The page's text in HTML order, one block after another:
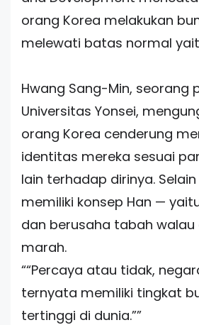
orang Korea melakukan
melewati batas normal
Hwang Sang-Min, seorang
Universitas Yonsei,
orang Korea cenderung
identitas mereka sesuai
lain terhadap dirinya.
memiliki konsep Han —
dan berusaha tabah
marah.
“ Percaya atau tidak,
ternyata memiliki tingkat
tertinggi di dunia. ”